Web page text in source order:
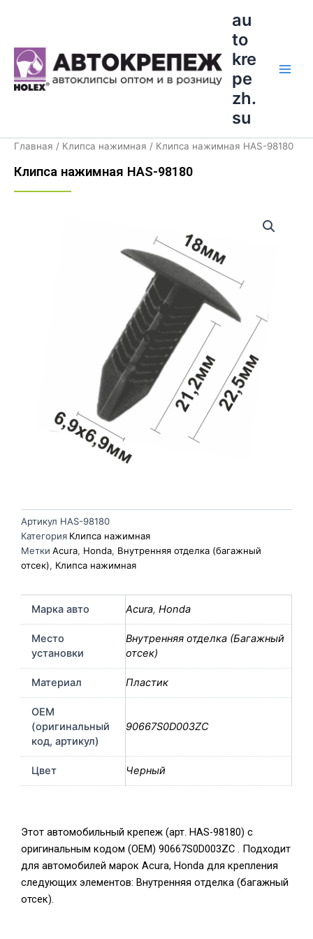
au
to
kre
pe
zh.
su
Главная / Клипса нажимная / Клипса нажимная HAS-98180
Клипса нажимная HAS-98180
Артикул HAS-98180
Категория Клипса нажимная
Метки Acura, Honda, Внутренняя отделка (багажный
отсек), Клипса нажимная
Марка авто Acura, Honda
Место
установки
Внутренняя отделка (Багажный
отсек)
Материал Пластик
OEM
(оригинальный
код, артикул)
90667S0D003ZC
Цвет Черный
Этот автомобильный крепеж (арт. HAS-98180) с
оригинальным кодом (OEM) 90667S0D003ZC . Подходит
для автомобилей марок Acura, Honda для крепления
следующих элементов: Внутренняя отделка (багажный
отсек).